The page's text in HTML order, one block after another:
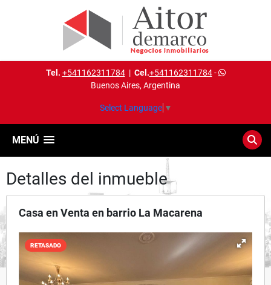
Tel. +541162311784| Cel.+541162311784-
Buenos Aires, Argentina
Select Language ▼
MENÚ
Detalles del inmueble
Casa en Venta en barrio La Macarena
RETASADO